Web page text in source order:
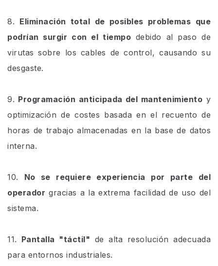
8. Eliminación total de posibles problemas que
podrían surgir con el tiempo debido al paso de
virutas sobre los cables de control, causando su
desgaste.
9. Programación anticipada del mantenimiento y
optimización de costes basada en el recuento de
horas de trabajo almacenadas en la base de datos
interna.
10. No se requiere experiencia por parte del
operador gracias a la extrema facilidad de uso del
sistema.
11. Pantalla "táctil" de alta resolución adecuada
para entornos industriales.